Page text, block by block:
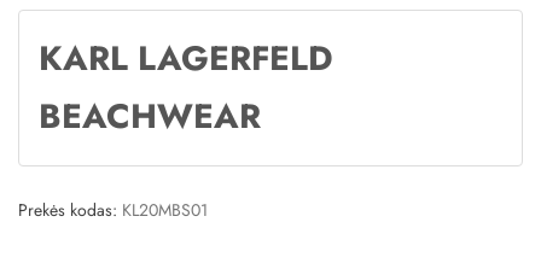
KARL LAGERFELD
BEACHWEAR
Prekės kodas: KL20MBS01